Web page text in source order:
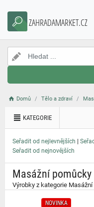
ZAHRADAMARKET.CZ
Domů Tělo a zdraví
KATEGORIE
Seřadit od nejlevnějších |
Seřadit od nejnovějších
Masážní pomůcky
Výrobky z kategorie
NOVINKA